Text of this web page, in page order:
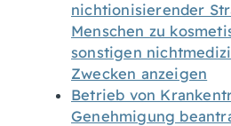
nichtionisierender
Menschen zu
sonstigen
Zwecken anzeigen
Betrieb von
Genehmigung